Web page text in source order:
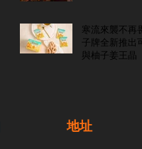
寒流來襲不再畏
子牌全新推出
與柚子姜王晶
地址